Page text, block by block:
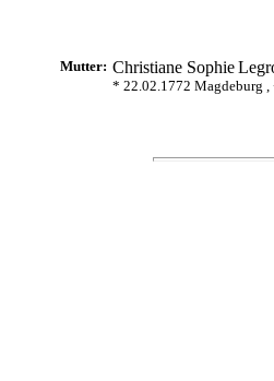
Mutter: Christiane Sophie
* 22.02.1772 Magdeburg